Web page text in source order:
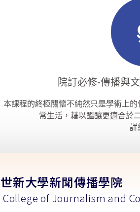
院訂必修-傳播與
本課程的終極關懷不純然只是學術上
常生活，藉以醞釀更適合於
詳
世新大學新聞傳播學院
College of Journalism and